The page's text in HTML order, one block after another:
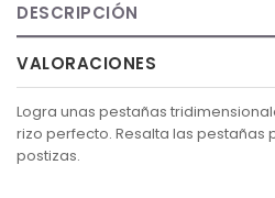
DESCRIPCIÓN
VALORACIONES
Logra unas pestañas
rizo perfecto. Resalta las pestañas
postizas.